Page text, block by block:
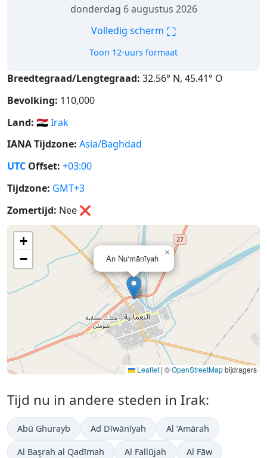
donderdag 6 augustus 2026
Volledig scherm ⛶
Toon 12-uurs formaat
Breedtegraad/Lengtegraad: 32.56° N, 45.41° O
Bevolking: 110,000
Land: 🇮🇶Irak
IANA Tijdzone: Asia/Baghdad
UTC Offset: +03:00
Tijdzone: GMT+3
Zomertijd: Nee ❌
An Nu‘mānīyah
×
+
−
Leaflet | ©OpenStreetMapbijdragers
Tijd nu in andere steden in Irak:
Abū Ghurayb Ad Dīwānīyah Al ‘Amārah
Al Başrah al Qadīmah Al Fallūjah Al Fāw